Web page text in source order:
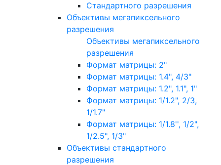
Стандартного разрешения
Объективы мегапиксельного
разрешения
Объективы мегапиксельного
разрешения
Формат матрицы: 2"
Формат матрицы: 1.4", 4/3"
Формат матрицы: 1.2", 1.1", 1"
Формат матрицы: 1/1.2", 2/3,
1/1.7"
Формат матрицы: 1/1.8'', 1/2",
1/2.5", 1/3"
Объективы стандартного
разрешения